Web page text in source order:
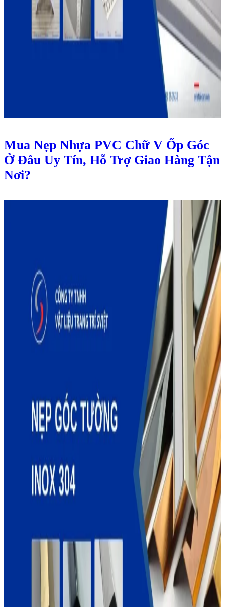
Mua Nẹp Nhựa PVC Chữ V Ốp Góc
Ở Đâu Uy Tín, Hỗ Trợ Giao Hàng Tận
Nơi?